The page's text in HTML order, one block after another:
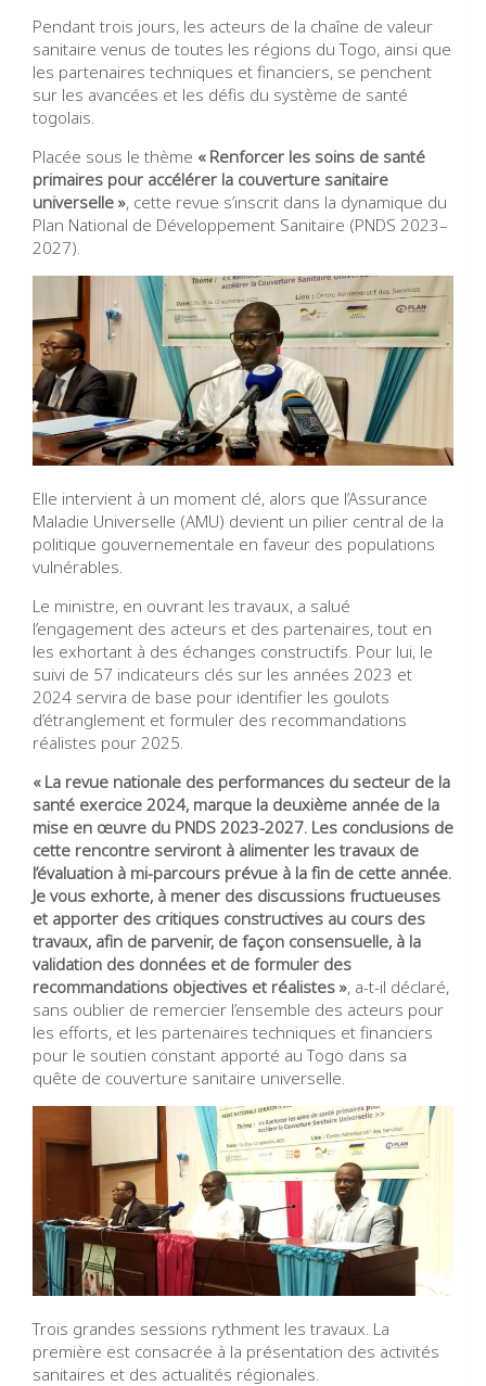
Pendant trois jours, les acteurs de la chaîne de valeur
sanitaire venus de toutes les régions du Togo, ainsi que
les partenaires techniques et financiers, se penchent
sur les avancées et les défis du système de santé
togolais.
Placée sous le thème « Renforcer les soins de santé
primaires pour accélérer la couverture sanitaire
universelle », cette revue s’inscrit dans la dynamique du
Plan National de Développement Sanitaire (PNDS 2023–
2027).
Elle intervient à un moment clé, alors que l’Assurance
Maladie Universelle (AMU) devient un pilier central de la
politique gouvernementale en faveur des populations
vulnérables.
Le ministre, en ouvrant les travaux, a salué
l’engagement des acteurs et des partenaires, tout en
les exhortant à des échanges constructifs. Pour lui, le
suivi de 57 indicateurs clés sur les années 2023 et
2024 servira de base pour identifier les goulots
d’étranglement et formuler des recommandations
réalistes pour 2025.
« La revue nationale des performances du secteur de la
santé exercice 2024, marque la deuxième année de la
mise en œuvre du PNDS 2023-2027. Les conclusions de
cette rencontre serviront à alimenter les travaux de
l’évaluation à mi-parcours prévue à la fin de cette année.
Je vous exhorte, à mener des discussions fructueuses
et apporter des critiques constructives au cours des
travaux, afin de parvenir, de façon consensuelle, à la
validation des données et de formuler des
recommandations objectives et réalistes », a-t-il déclaré,
sans oublier de remercier l’ensemble des acteurs pour
les efforts, et les partenaires techniques et financiers
pour le soutien constant apporté au Togo dans sa
quête de couverture sanitaire universelle.
Trois grandes sessions rythment les travaux. La
première est consacrée à la présentation des activités
sanitaires et des actualités régionales.